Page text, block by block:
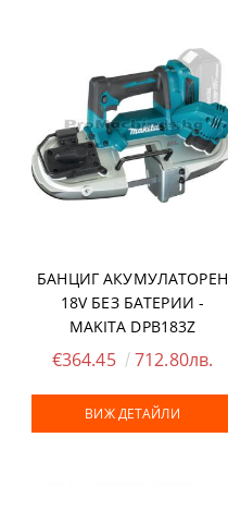
БАНЦИГ АКУМУЛАТОРЕН
18V БЕЗ БАТЕРИИ -
MAKITA DPB183Z
€364.45 712.80лв.
ВИЖ ДЕТАЙЛИ